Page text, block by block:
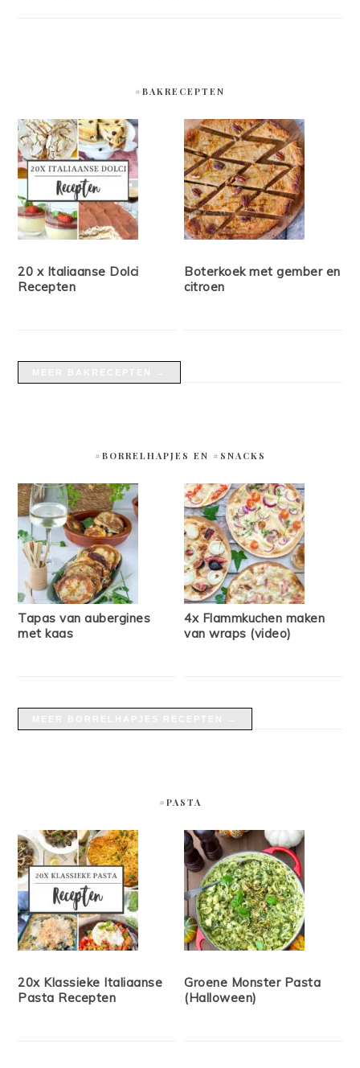
#BAKRECEPTEN
20 x Italiaanse Dolci
Recepten
Boterkoek met gember en
citroen
#BORRELHAPJES EN #SNACKS
Tapas van aubergines
met kaas
4x Flammkuchen maken
van wraps (video)
#PASTA
20x Klassieke Italiaanse
Pasta Recepten
Groene Monster Pasta
(Halloween)